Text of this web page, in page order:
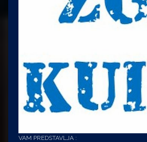
VAM PREDSTAVLJA :